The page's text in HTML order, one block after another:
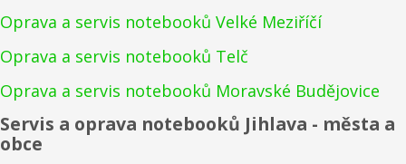
Oprava a servis notebooků Velké Meziříčí
Oprava a servis notebooků Telč
Oprava a servis notebooků Moravské Budějovice
Servis a oprava notebooků Jihlava - města a
obce